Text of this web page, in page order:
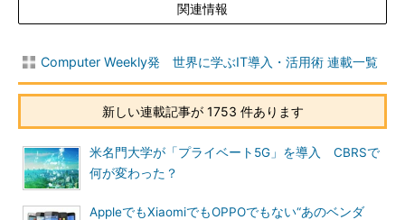
関連情報
Computer Weekly発 世界に学ぶIT導入・活用術 連載一覧
新しい連載記事が 1753 件あります
米名門大学が「プライベート5G」を導入 CBRSで
何が変わった？
AppleでもXiaomiでもOPPOでもない“あのベンダ